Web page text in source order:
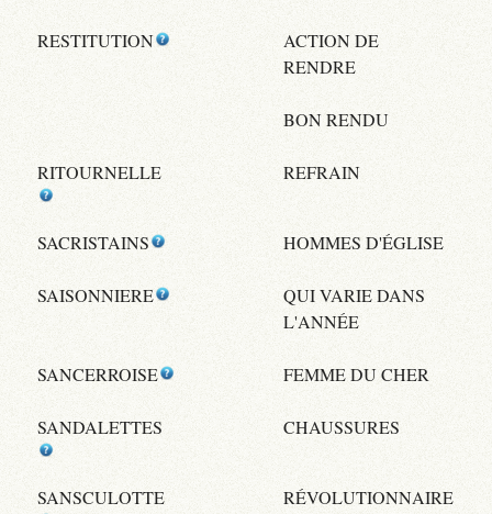
RESTITUTION
ACTION DE
RENDRE
BON RENDU
RITOURNELLE REFRAIN
SACRISTAINS HOMMES D'ÉGLISE
SAISONNIERE
QUI VARIE DANS
L'ANNÉE
SANCERROISE FEMME DU CHER
SANDALETTES CHAUSSURES
SANSCULOTTE RÉVOLUTIONNAIRE